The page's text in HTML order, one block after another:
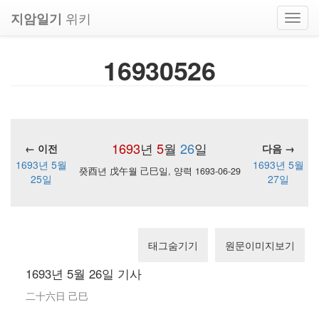
지암일기 위키
16930526
1693년 5월 26일
← 이전
다음 →
1693년 5월
25일
癸酉년 戊午월 己巳일, 양력 1693-06-29
1693년 5월
27일
태그숨기기 원문이미지보기
1693년 5월 26일 기사
二十六日 己巳